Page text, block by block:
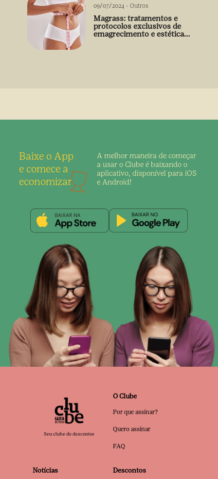
09/07/2024 - Outros
Magrass: tratamentos e
protocolos exclusivos de
emagrecimento e estética
Baixe o App
e comece a
economizar
A melhor maneira de começar
a usar o Clube é baixando o
aplicativo, disponível para iOS
e Android!
Seu clube de descontos
O Clube
Por que assinar?
Quero assinar
FAQ
Notícias Descontos